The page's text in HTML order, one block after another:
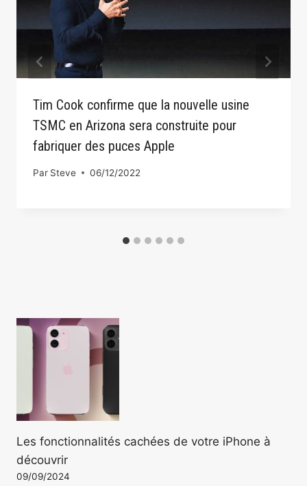
Tim Cook confirme que la nouvelle usine
TSMC en Arizona sera construite pour
fabriquer des puces Apple
Par Steve 06/12/2022
Les fonctionnalités cachées de votre iPhone à
découvrir
09/09/2024